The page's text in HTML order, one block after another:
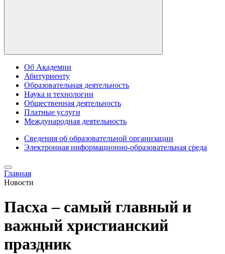
Об Академии
Абитуриенту
Образовательная деятельность
Наука и технологии
Общественная деятельность
Платные услуги
Международная деятельность
Сведения об образовательной организации
Электронная информационно-образовательная среда
Главная
Новости
Пасха – самый главный и
важный христианский
праздник